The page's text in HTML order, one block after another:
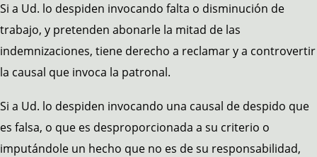
Si a Ud. lo despiden invocando falta o disminución de
trabajo, y pretenden abonarle la mitad de las
indemnizaciones, tiene derecho a reclamar y a controvertir
la causal que invoca la patronal.
Si a Ud. lo despiden invocando una causal de despido que
es falsa, o que es desproporcionada a su criterio o
imputándole un hecho que no es de su responsabilidad,